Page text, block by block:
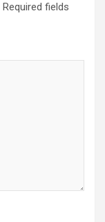
Required fields